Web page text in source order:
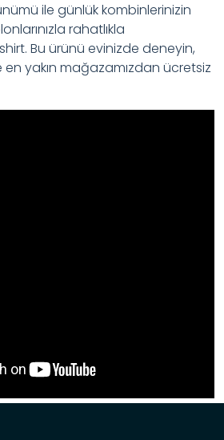
ile günlük kombinlerinizin
rahatlıkla
Bu ürünü evinizde deneyin,
yakın mağazamızdan ücretsiz